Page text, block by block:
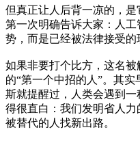
但真正让人后背一凉的，
第一次明确告诉大家：人
势，而是已经被法律接受的
如果非要打个比方，这名
的“第一个中招的人”。其
斯就提醒过，人类会遇到
得很直白：我们发明省人
被替代的人找新出路。